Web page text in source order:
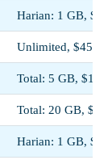
Harian: 1 GB,
Unlimited, $45.00
Total: 5 GB,
Total: 20 GB,
Harian: 1 GB,